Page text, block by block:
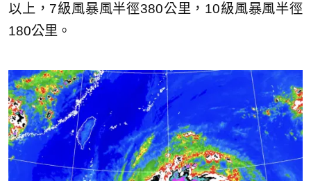
以上，7級風暴風半徑380公里，10級風暴風半徑
180公里。